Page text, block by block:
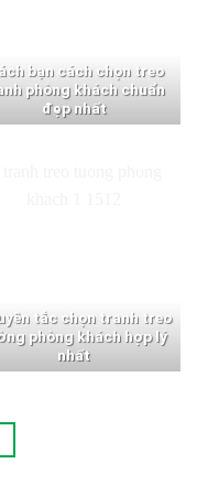
bạn cách chọn treo
phòng khách chuẩn
đẹp nhất
tắc chọn tranh treo
phòng khách hợp lý
nhất